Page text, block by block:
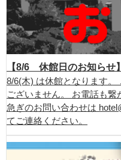
【8/6 休館日のお知らせ】
8/6(木) は休館となります。
ございません。 お電話も繋
急ぎのお問い合わせは
てご連絡ください。